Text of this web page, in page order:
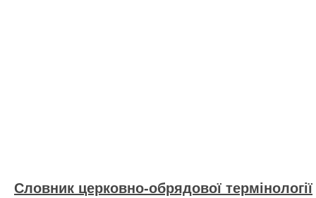
Словник церковно-обрядової термінології